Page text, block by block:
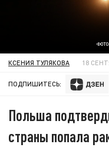
ФОТО:
КСЕНИЯ ТУЛЯКОВА 18
ПОДПИШИТЕСЬ:
Польша
страны попала